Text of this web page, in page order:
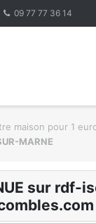
09 77 77 36 14
maison pour 1
MARNE
sur rdf-